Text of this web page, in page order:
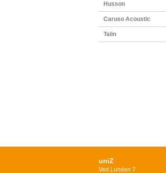
Husson
Caruso Acoustic
Talin
uniZ
Ved Lunden 7